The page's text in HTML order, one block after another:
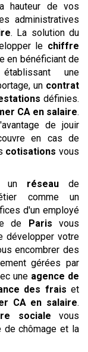
hauteur de vos
administratives
. La solution du
le chiffre
en bénéficiant de
une
un contrat
définies.
CA en salaire.
de jouir
en cas de
cotisations vous
un réseau de
comme un
d'un employé
de
Paris vous
développer votre
encombrer des
gérées par
une agence de
des frais et
CA en salaire.
sociale vous
de chômage et la